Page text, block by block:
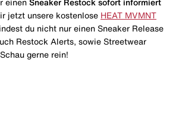
einen Sneaker Restock sofort informiert
jetzt unsere kostenlose HEAT MVMNT
du nicht nur einen Sneaker Release
Restock Alerts, sowie Streetwear
gerne rein!